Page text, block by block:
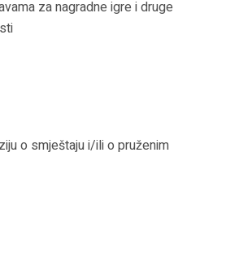
za nagradne igre i druge
o smještaju i/ili o pruženim